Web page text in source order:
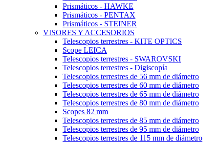
Prismáticos - HAWKE
Prismáticos - PENTAX
Prismáticos - STEINER
VISORES Y ACCESORIOS
Telescopios terrestres - KITE OPTICS
Scope LEICA
Telescopios terrestres - SWAROVSKI
Telescopios terrestres - Digiscopía
Telescopios terrestres de 56 mm de diámetro
Telescopios terrestres de 60 mm de diámetro
Telescopios terrestres de 65 mm de diámetro
Telescopios terrestres de 80 mm de diámetro
Scopes 82 mm
Telescopios terrestres de 85 mm de diámetro
Telescopios terrestres de 95 mm de diámetro
Telescopios terrestres de 115 mm de diámetro